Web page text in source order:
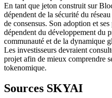
En tant que jeton construit sur
dépendent de la sécurité du
de consensus. Son adoption et
dépendent du développement du
communauté et de la dynamique
Les investisseurs devraient
projet afin de mieux comprendre
tokenomique.
Sources SKYAI